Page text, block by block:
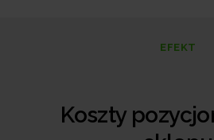
EFEKT
Koszty